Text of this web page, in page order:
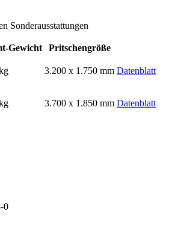
Sonderausstattungen
Gewicht Pritschengröße
3.200 x 1.750 mm Datenblatt
3.700 x 1.850 mm Datenblatt
0